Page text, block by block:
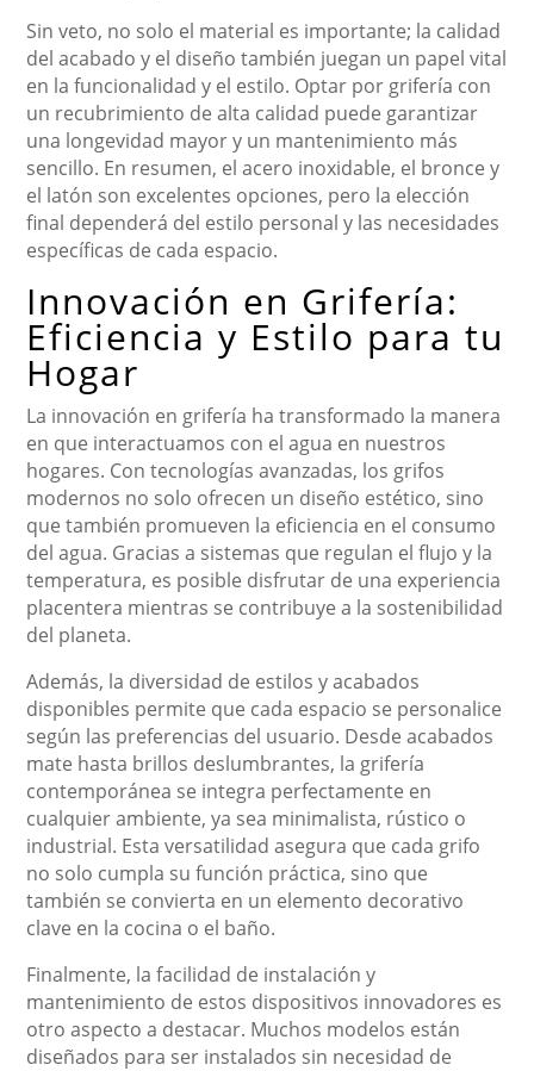
Sin veto, no solo el material es importante; la calidad
del acabado y el diseño también juegan un papel vital
en la funcionalidad y el estilo. Optar por grifería con
un recubrimiento de alta calidad puede garantizar
una longevidad mayor y un mantenimiento más
sencillo. En resumen, el acero inoxidable, el bronce y
el latón son excelentes opciones, pero la elección
final dependerá del estilo personal y las necesidades
específicas de cada espacio.
Innovación en Grifería:
Eficiencia y Estilo para tu
Hogar
La innovación en grifería ha transformado la manera
en que interactuamos con el agua en nuestros
hogares. Con tecnologías avanzadas, los grifos
modernos no solo ofrecen un diseño estético, sino
que también promueven la eficiencia en el consumo
del agua. Gracias a sistemas que regulan el flujo y la
temperatura, es posible disfrutar de una experiencia
placentera mientras se contribuye a la sostenibilidad
del planeta.
Además, la diversidad de estilos y acabados
disponibles permite que cada espacio se personalice
según las preferencias del usuario. Desde acabados
mate hasta brillos deslumbrantes, la grifería
contemporánea se integra perfectamente en
cualquier ambiente, ya sea minimalista, rústico o
industrial. Esta versatilidad asegura que cada grifo
no solo cumpla su función práctica, sino que
también se convierta en un elemento decorativo
clave en la cocina o el baño.
Finalmente, la facilidad de instalación y
mantenimiento de estos dispositivos innovadores es
otro aspecto a destacar. Muchos modelos están
diseñados para ser instalados sin necesidad de